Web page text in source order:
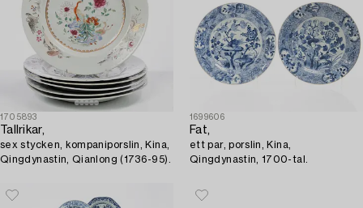
1705893
Tallrikar,
sex stycken, kompaniporslin, Kina,
Qingdynastin, Qianlong (1736-95).
1699606
Fat,
ett par, porslin, Kina,
Qingdynastin, 1700-tal.